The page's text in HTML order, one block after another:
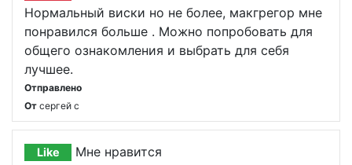
Нормальный виски но не более, макгрегор мне
понравился больше . Можно попробовать для
общего ознакомления и выбрать для себя
лучшее.
Отправлено
От сергей с
Like
Мне нравится